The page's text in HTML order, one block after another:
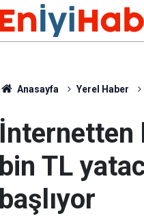
Anasayfa Yerel Haber
İnternetten
bin TL
başlıyor